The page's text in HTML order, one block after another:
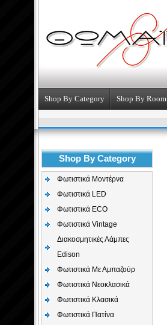
Shop By Category Shop By Room
Shop By Category
Φωτιστικά Μοντέρνα
Φωτιστικά LED
Φωτιστικά ECO
Φωτιστικά Vintage
Διακοσμητικές Λάμπες
Edison
Φωτιστικά Με Αμπαζούρ
Φωτιστικά Νεοκλασικά
Φωτιστικά Κλασικά
Φωτιστικά Πατίνα